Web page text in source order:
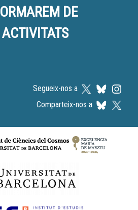
DE
ACTIVITATS
Segueix-nos a
Comparteix-nos a